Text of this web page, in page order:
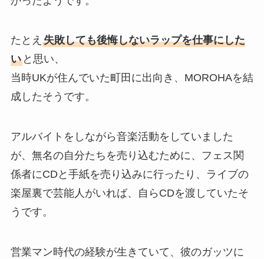
たとえ 失敗しても後悔しないラップを仕事にした
いと思い、
当時UKが住んでいた町田に出向き、MOROHAを結
成したそうです。
アルバイトをしながら音楽活動をしていました
が、無名の自分たちを売り込むために、フェス関
係者にCDと手紙を売り込みに行ったり、ライブの
楽屋裏で芸能人がいれば、自らCDを渡していたそ
うです。
営業マン時代の経験が生きていて、彼のガッツに